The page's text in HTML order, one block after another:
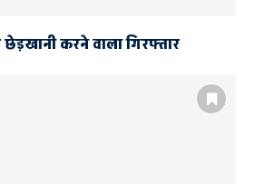
करने वाला गिरफ्तार